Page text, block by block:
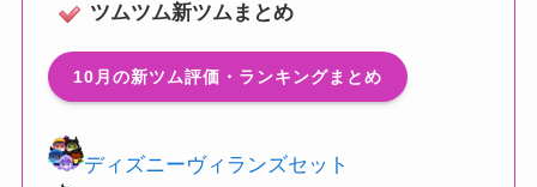
ツムツム新ツムまとめ
10月の新ツム評価・ランキングまとめ
ディズニーヴィランズセット